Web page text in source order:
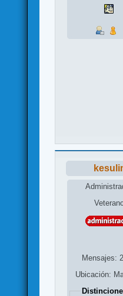
Mensajes:
Ubicación: